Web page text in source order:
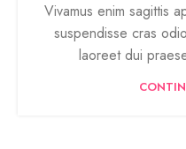
Vivamus enim sagittis
suspendisse cras
laoreet dui